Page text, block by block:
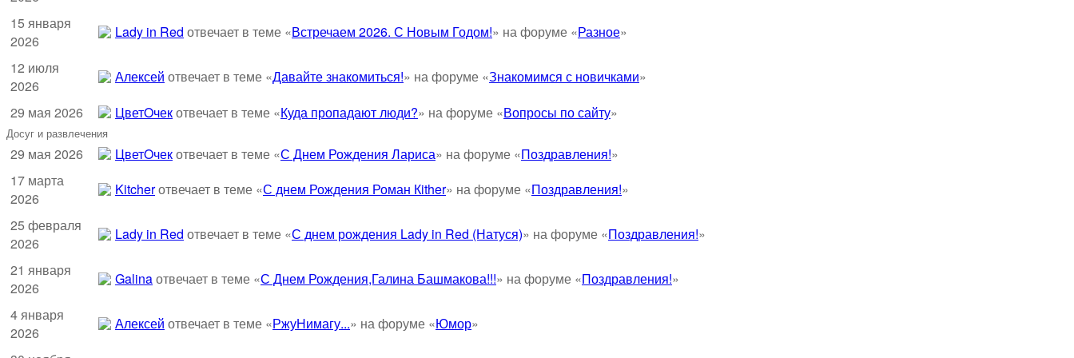
15 января
2026
Lady in Red отвечает в теме «Встречаем 2026. С Новым Годом!» на форуме «Разное»
12 июля
2026
Алексей отвечает в теме «Давайте знакомиться!» на форуме «Знакомимся с новичками»
29 мая 2026
ЦветOчекотвечает в теме «Куда пропадают люди?» на форуме «Вопросы по сайту»
Досуг и развлечения
29 мая 2026 ЦветOчекотвечает в теме «С Днем Рождения Лариса» на форуме «Поздравления!»
17 марта
2026
Kitcherотвечает в теме «С днем Рождения Роман Кither» на форуме «Поздравления!»
25 февраля
2026
Lady in Red отвечает в теме «С днем рождения Lady in Red (Натуся)» на форуме «Поздравления!»
21 января
2026
Galinaотвечает в теме «С Днем Рождения,Галина Башмакова!!!» на форуме «Поздравления!»
4 января
2026
Алексей отвечает в теме «РжуНимагу...» на форуме «Юмор»